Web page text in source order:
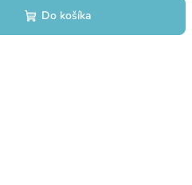
Do košíka